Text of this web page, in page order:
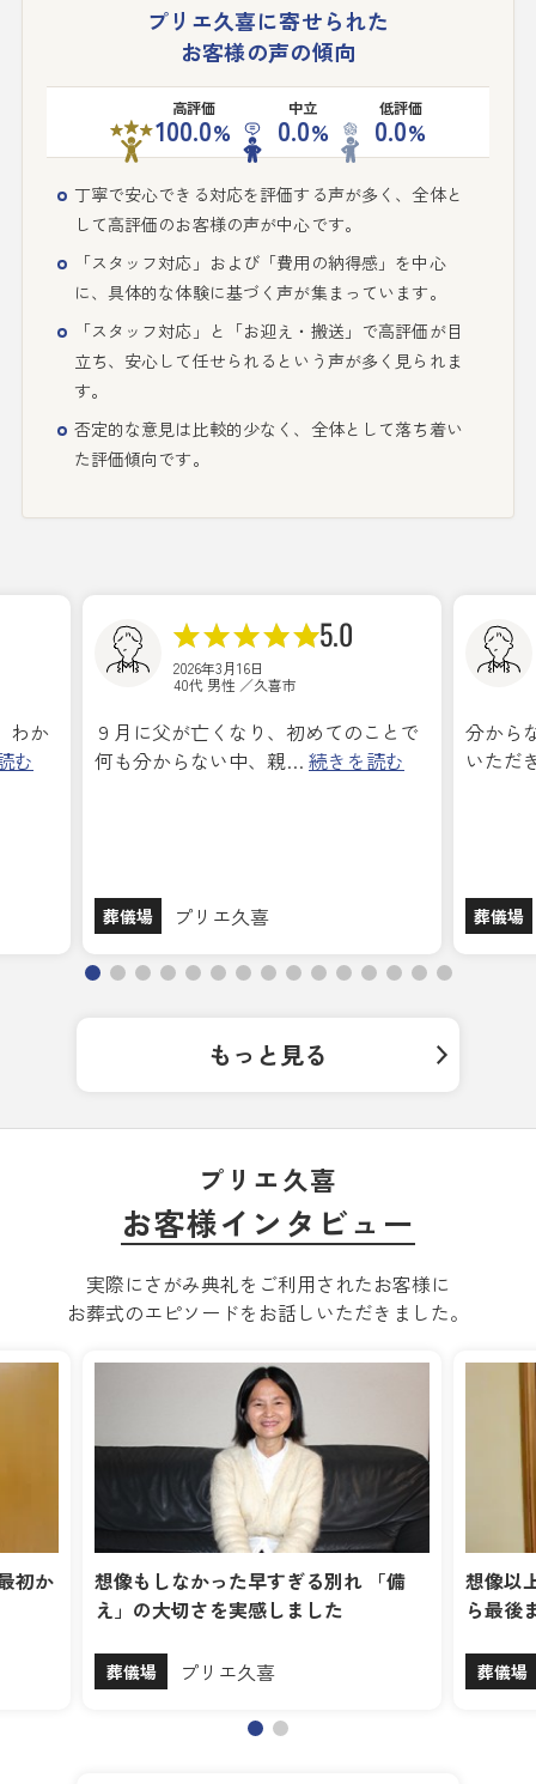
プリエ久喜に寄せられた
お客様の声の傾向
高評価
100.0%
中立
0.0%
低評価
0.0%
丁寧で安心できる対応を評価する声が多く、全体と
して高評価のお客様の声が中心です。
「スタッフ対応」および「費用の納得感」を中心
に、具体的な体験に基づく声が集まっています。
「スタッフ対応」と「お迎え・搬送」で高評価が目
立ち、安心して任せられるという声が多く見られま
す。
否定的な意見は比較的少なく、全体として落ち着い
た評価傾向です。
わか
む
5.0
2026年3月16日
40代 男性 ／久喜市
９月に父が亡くなり、初めてのことで
何も分からない中、親… 続きを読む
葬儀場 プリエ久喜
分から
いただ
葬儀場
もっと見る
プリエ久喜
お客様インタビュー
実際にさがみ典礼をご利用されたお客様に
お葬式のエピソードをお話しいただきました。
初か
想像もしなかった早すぎる別れ 「備
え」の大切さを実感しました
葬儀場 プリエ久喜
想像以
ら最後
葬儀場